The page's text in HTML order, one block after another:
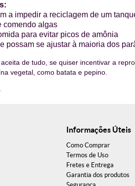
a impedir a reciclagem de um
comendo algas
para evitar picos de amônia
possam se ajustar à maioria dos
de tudo, se quiser incentivar a
vegetal, como batata e pepino.
Informações Úteis
Como Comprar
Termos de Uso
Fretes e Entrega
Garantia dos produtos